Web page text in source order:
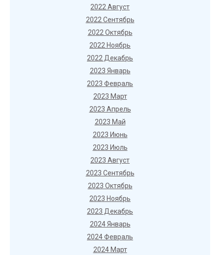
2022 Август
2022 Сентябрь
2022 Октябрь
2022 Ноябрь
2022 Декабрь
2023 Январь
2023 Февраль
2023 Март
2023 Апрель
2023 Май
2023 Июнь
2023 Июль
2023 Август
2023 Сентябрь
2023 Октябрь
2023 Ноябрь
2023 Декабрь
2024 Январь
2024 Февраль
2024 Март